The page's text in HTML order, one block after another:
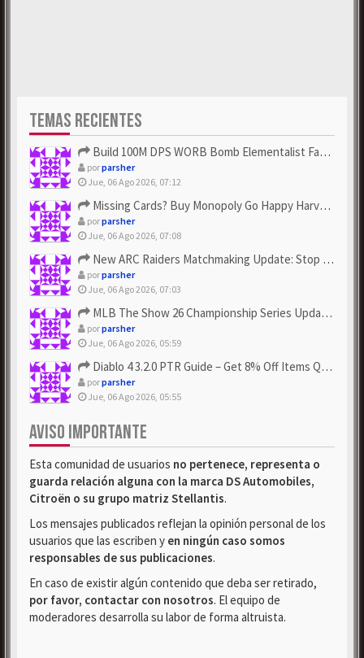
TEMAS RECIENTES
Build 100M DPS WORB Bomb Elementalist Fast - Grab POE Curren...
porparsher
Jue, 06 Ago 2026, 07:12
Missing Cards? Buy Monopoly Go Happy Harvest with Looney Tun...
porparsher
Jue, 06 Ago 2026, 07:08
New ARC Raiders Matchmaking Update: Stop Failed - Grab Bluep...
porparsher
Jue, 06 Ago 2026, 07:03
MLB The Show 26 Championship Series Update! Get Cheap & ...
porparsher
Jue, 06 Ago 2026, 05:59
Diablo 4 3.2.0 PTR Guide – Get 8% Off Items Quickly to Test ...
porparsher
Jue, 06 Ago 2026, 05:55
AVISO IMPORTANTE
Esta comunidad de usuarios no pertenece, representa o
guarda relación alguna con la marca DS Automobiles,
Citroën o su grupo matriz Stellantis.
Los mensajes publicados reflejan la opinión personal de los
usuarios que las escriben y en ningún caso somos
responsables de sus publicaciones.
En caso de existir algún contenido que deba ser retirado,
por favor, contactar con nosotros. El equipo de
moderadores desarrolla su labor de forma altruista.